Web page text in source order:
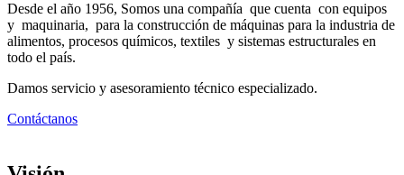
Desde el año 1956, Somos una compañía que cuenta con equipos
y maquinaria, para la construcción de máquinas para la industria de
alimentos, procesos químicos, textiles y sistemas estructurales en
todo el país.
Damos servicio y asesoramiento técnico especializado.
Contáctanos